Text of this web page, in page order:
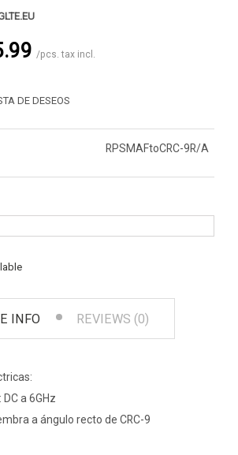
/pcs. tax incl.
DE DESEOS
RPSMAFtoCRC-9R/A
INFO REVIEWS (0)
a 6GHz
a ángulo recto de CRC-9